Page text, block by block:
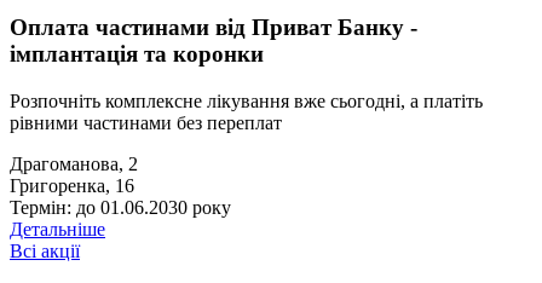
Оплата частинами від Приват Банку -
імплантація та коронки
Розпочніть комплексне лікування вже сьогодні, а платіть
рівними частинами без переплат
Драгоманова, 2
Григоренка, 16
Термін: до 01.06.2030 року
Детальніше
Всі акції